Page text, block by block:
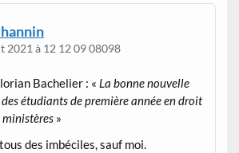
2021 à 12 12 09 08098
Bachelier : « La bonne nouvelle
des étudiants de première année en droit
ministères »
des imbéciles, sauf moi.